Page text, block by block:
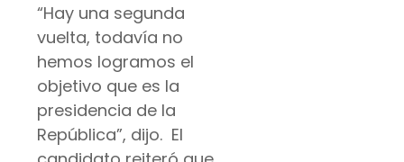
“Hay una segunda
vuelta, todavía no
hemos logramos el
objetivo que es la
presidencia de la
República”, dijo. El